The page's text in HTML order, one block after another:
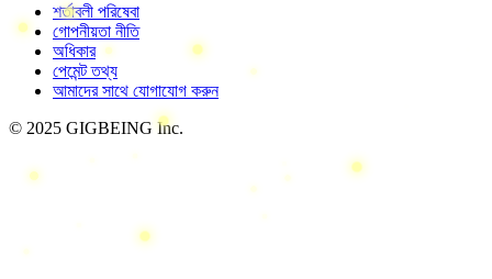
শর্তাবলী পরিষেবা
গোপনীয়তা নীতি
অধিকার
পেমেন্ট তথ্য
আমাদের সাথে যোগাযোগ করুন
© 2025 GIGBEING Inc.